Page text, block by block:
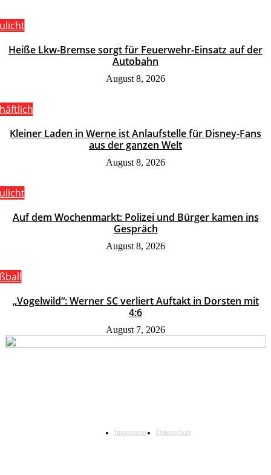
Heiße Lkw-Bremse sorgt für Feuerwehr-Einsatz auf der
Autobahn
August 8, 2026
Kleiner Laden in Werne ist Anlaufstelle für Disney-Fans
aus der ganzen Welt
August 8, 2026
Auf dem Wochenmarkt: Polizei und Bürger kamen ins
Gespräch
August 8, 2026
„Vogelwild“: Werner SC verliert Auftakt in Dorsten mit
4:6
August 7, 2026
Impressum Datenschutz